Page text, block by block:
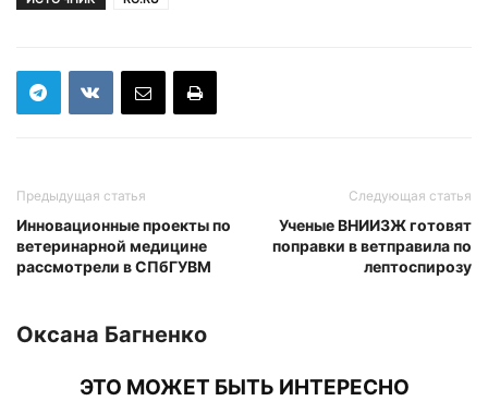
Предыдущая статья
Инновационные проекты по
ветеринарной медицине
рассмотрели в СПбГУВМ
Следующая статья
Ученые ВНИИЗЖ готовят
поправки в ветправила по
лептоспирозу
Оксана Багненко
ЭТО МОЖЕТ БЫТЬ ИНТЕРЕСНО